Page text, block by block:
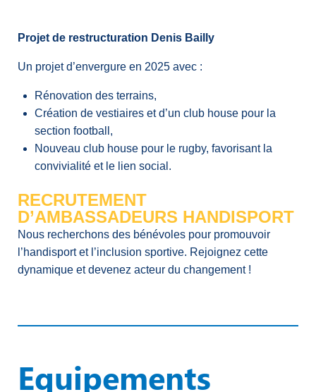
RECRUTEMENT
D’AMBASSADEURS HANDISPORT
Nous recherchons des bénévoles pour promouvoir
l’handisport et l’inclusion sportive. Rejoignez cette
dynamique et devenez acteur du changement !
Equipements
Projet de restructuration Denis Bailly
Un projet d’envergure en 2025 avec :
Rénovation des terrains,
Création de vestiaires et d’un club house pour la
section football,
Nouveau club house pour le rugby, favorisant la
convivialité et le lien social.